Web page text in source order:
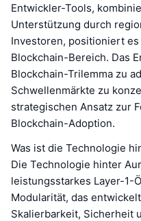
Entwickler-Tools,
Unterstützung durch
Investoren, positioniert
Blockchain-Bereich. Das
Blockchain-Trilemma zu
Schwellenmärkte zu
strategischen Ansatz zur
Blockchain-Adoption.
Was ist die Technologie
Die Technologie hinter
leistungsstarkes Layer-1-
Modularität, das
Skalierbarkeit, Sicherheit